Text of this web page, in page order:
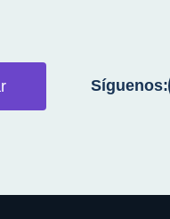
Síguenos: